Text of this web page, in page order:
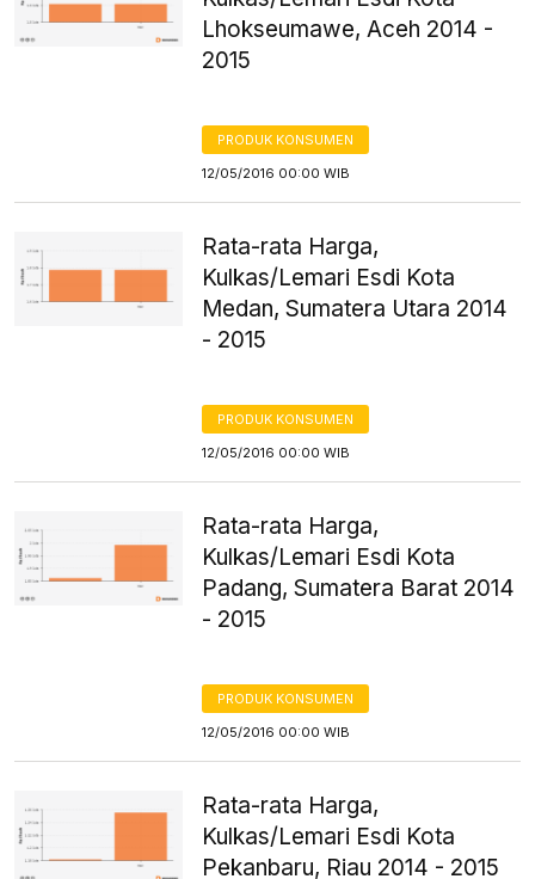
Lhokseumawe, Aceh 2014 -
2015
PRODUK KONSUMEN
12/05/2016 00:00 WIB
Rata-rata Harga,
Kulkas/Lemari Esdi Kota
Medan, Sumatera Utara 2014
- 2015
PRODUK KONSUMEN
12/05/2016 00:00 WIB
Rata-rata Harga,
Kulkas/Lemari Esdi Kota
Padang, Sumatera Barat 2014
- 2015
PRODUK KONSUMEN
12/05/2016 00:00 WIB
Rata-rata Harga,
Kulkas/Lemari Esdi Kota
Pekanbaru, Riau 2014 - 2015